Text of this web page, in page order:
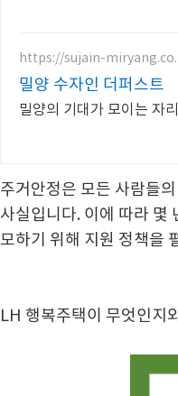
https://sujain-
밀양 수자인 더퍼스트
밀양의 기대가 모이는 자
주거안정은 모든 사람들
사실입니다. 이에 따라 몇
모하기 위해 지원 정책을
LH 행복주택이 무엇인지